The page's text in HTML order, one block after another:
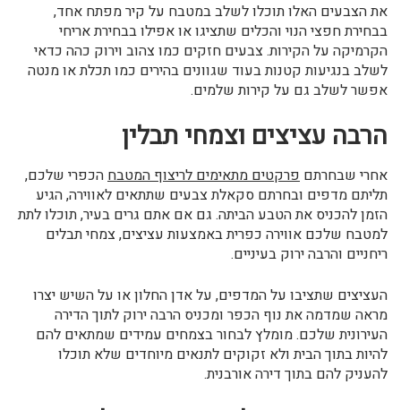
את הצבעים האלו תוכלו לשלב במטבח על קיר מפתח אחד,
בבחירת חפצי הנוי והכלים שתציגו או אפילו בבחירת אריחי
הקרמיקה על הקירות. צבעים חזקים כמו צהוב וירוק כהה כדאי
לשלב בנגיעות קטנות בעוד שגוונים בהירים כמו תכלת או מנטה
אפשר לשלב גם על קירות שלמים.
הרבה עציצים וצמחי תבלין
אחרי שבחרתם פרקטים מתאימים לריצוף המטבחהכפרי שלכם,
תליתם מדפים ובחרתם סקאלת צבעים שתתאים לאווירה, הגיע
הזמן להכניס את הטבע הביתה. גם אם אתם גרים בעיר, תוכלו לתת
למטבח שלכם אווירה כפרית באמצעות עציצים, צמחי תבלים
ריחניים והרבה ירוק בעיניים.
העציצים שתציבו על המדפים, על אדן החלון או על השיש יצרו
מראה שמדמה את נוף הכפר ומכניס הרבה ירוק לתוך הדירה
העירונית שלכם. מומלץ לבחור בצמחים עמידים שמתאים להם
להיות בתוך הבית ולא זקוקים לתנאים מיוחדים שלא תוכלו
להעניק להם בתוך דירה אורבנית.